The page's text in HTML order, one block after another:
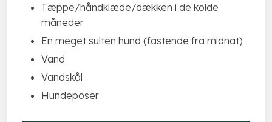
Tæppe/håndklæde/dækken i de kolde
måneder
En meget sulten hund (fastende fra midnat)
Vand
Vandskål
Hundeposer​